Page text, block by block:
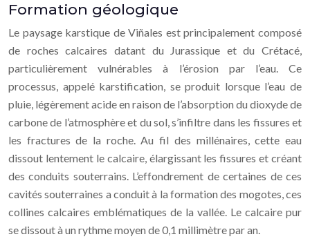
Formation géologique
Le paysage karstique de Viñales est principalement composé
de roches calcaires datant du Jurassique et du Crétacé,
particulièrement vulnérables à l’érosion par l’eau. Ce
processus, appelé karstification, se produit lorsque l’eau de
pluie, légèrement acide en raison de l’absorption du dioxyde de
carbone de l’atmosphère et du sol, s’infiltre dans les fissures et
les fractures de la roche. Au fil des millénaires, cette eau
dissout lentement le calcaire, élargissant les fissures et créant
des conduits souterrains. L’effondrement de certaines de ces
cavités souterraines a conduit à la formation des mogotes, ces
collines calcaires emblématiques de la vallée. Le calcaire pur
se dissout à un rythme moyen de 0,1 millimètre par an.